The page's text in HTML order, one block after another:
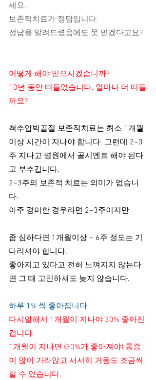
세요.
보존적치료가 정답입니다.
정답을 알려드렸음에도 못 믿겠다고요?
어떻게 해야 믿으시겠습니까?
10년 동안 떠들었습니다. 얼마나 더 떠들
까요?
척추압박골절 보존적치료는 최소 1개월
이상 시간이 지나야 합니다. 그런데 2~3
주 지나고 병원에서 골시멘트 해야 된다
고 부추깁니다.
2~3주의 보존적 치료는 의미가 없습니
다.
아주 경미한 경우라면 2~3주이지만
좀 심하다면 1개월이상 ~ 6주 정도는 기
다리셔야 합니다.
좋아지고 있다고 전혀 느껴지지 않는다
면 그 때 고민하셔도 늦지 않습니다.
하루 1% 씩 좋아집니다.
다시말해서 1개월이 지나야 30% 좋아진
겁니다.
1개월이 지나면 (30%가 좋아져야) 통증
이 많이 가라앉고 서서히 거동도 조금씩
할 수 있습니다.